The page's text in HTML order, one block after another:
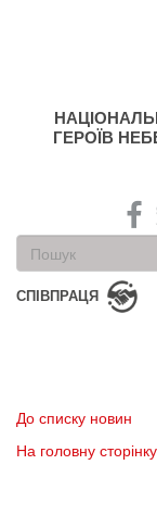
ГЕРОЇВ
Пошукова
форма
Пошук
СПІВПРАЦЯ
До списку новин
На головну сторінку